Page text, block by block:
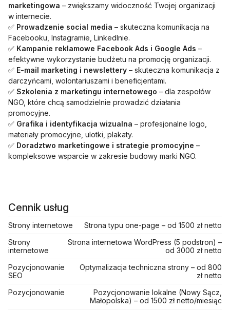
marketingowa – zwiększamy widoczność Twojej organizacji
w internecie.
✅ Prowadzenie social media – skuteczna komunikacja na
Facebooku, Instagramie, LinkedInie.
✅ Kampanie reklamowe Facebook Ads i Google Ads –
efektywne wykorzystanie budżetu na promocję organizacji.
✅ E-mail marketing i newslettery – skuteczna komunikacja z
darczyńcami, wolontariuszami i beneficjentami.
✅ Szkolenia z marketingu internetowego – dla zespołów
NGO, które chcą samodzielnie prowadzić działania
promocyjne.
✅ Grafika i identyfikacja wizualna – profesjonalne logo,
materiały promocyjne, ulotki, plakaty.
✅ Doradztwo marketingowe i strategie promocyjne –
kompleksowe wsparcie w zakresie budowy marki NGO.
Cennik usług
Strony internetowe
Strona typu one-page – od 1500 zł netto
Strony
internetowe
Strona internetowa WordPress (5 podstron) –
od 3000 zł netto
Pozycjonowanie
SEO
Optymalizacja techniczna strony – od 800
zł netto
Pozycjonowanie
Pozycjonowanie lokalne (Nowy Sącz,
Małopolska) – od 1500 zł netto/miesiąc